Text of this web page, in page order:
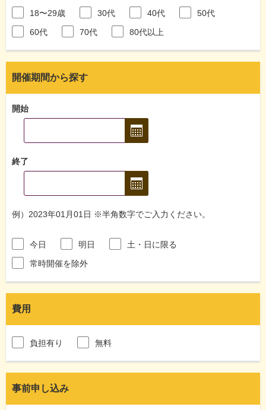
18〜29歳
30代 40代
50代
60代
70代 80代以上
開催期間から探す
開始
終了
例）2023年01月01日 ※半角数字でご入力ください。
今日 明日
土・日に限る
常時開催を除外
費用
負担有り 無料
事前申し込み